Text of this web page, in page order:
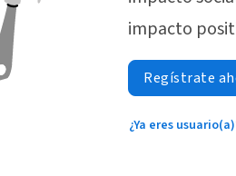
impacto
Regístrate
¿Ya eres